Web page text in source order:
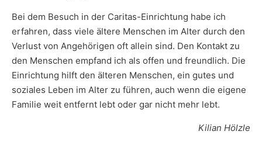
Bei dem Besuch in der Caritas-Einrichtung habe ich
erfahren, dass viele ältere Menschen im Alter durch den
Verlust von Angehörigen oft allein sind. Den Kontakt zu
den Menschen empfand ich als offen und freundlich. Die
Einrichtung hilft den älteren Menschen, ein gutes und
soziales Leben im Alter zu führen, auch wenn die eigene
Familie weit entfernt lebt oder gar nicht mehr lebt.
Kilian Hölzle